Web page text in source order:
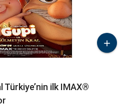

Türkiye’nin ilk IMAX®